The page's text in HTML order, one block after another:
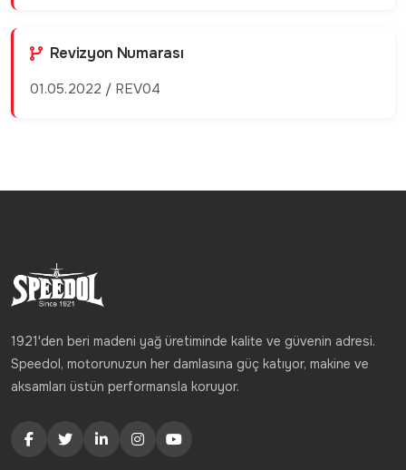
Revizyon Numarası
01.05.2022 / REV04
1921'den beri madeni yağ üretiminde kalite ve güvenin adresi.
Speedol, motorunuzun her damlasına güç katıyor, makine ve
aksamları üstün performansla koruyor.